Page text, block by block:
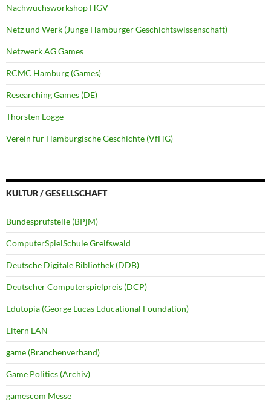
Nachwuchsworkshop HGV
Netz und Werk (Junge Hamburger Geschichtswissenschaft)
Netzwerk AG Games
RCMC Hamburg (Games)
Researching Games (DE)
Thorsten Logge
Verein für Hamburgische Geschichte (VfHG)
KULTUR / GESELLSCHAFT
Bundesprüfstelle (BPjM)
ComputerSpielSchule Greifswald
Deutsche Digitale Bibliothek (DDB)
Deutscher Computerspielpreis (DCP)
Edutopia (George Lucas Educational Foundation)
Eltern LAN
game (Branchenverband)
Game Politics (Archiv)
gamescom Messe